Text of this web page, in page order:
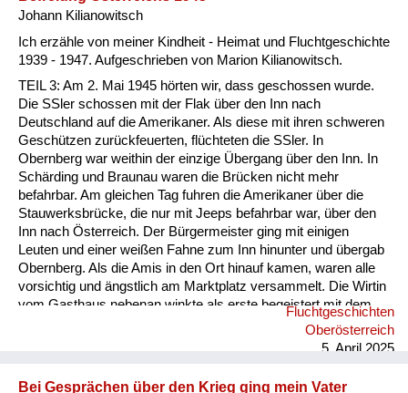
Johann Kilianowitsch
Ich erzähle von meiner Kindheit - Heimat und Fluchtgeschichte
1939 - 1947. Aufgeschrieben von Marion Kilianowitsch.
TEIL 3: Am 2. Mai 1945 hörten wir, dass geschossen wurde.
Die SSler schossen mit der Flak über den Inn nach
Deutschland auf die Amerikaner. Als diese mit ihren schweren
Geschützen zurückfeuerten, flüchteten die SSler. In
Obernberg war weithin der einzige Übergang über den Inn. In
Schärding und Braunau waren die Brücken nicht mehr
befahrbar. Am gleichen Tag fuhren die Amerikaner über die
Stauwerksbrücke, die nur mit Jeeps befahrbar war, über den
Inn nach Österreich. Der Bürgermeister ging mit einigen
Leuten und einer weißen Fahne zum Inn hinunter und übergab
Obernberg. Als die Amis in den Ort hinauf kamen, waren alle
vorsichtig und ängstlich am Marktplatz versammelt. Die Wirtin
vom Gasthaus nebenan winkte als erste begeistert mit dem
Taschentuch. Ab diesem Zeitpunkt waren die Menschen in
Österreich nicht mehr so freundlich und hilfsbereit zu uns
als „s’Gfrastleut, Banatergfrast schaut's, dass wieder
Fluchtgeschichten
Oberösterreich
5. April 2025
Bei Gesprächen über den Krieg ging mein Vater